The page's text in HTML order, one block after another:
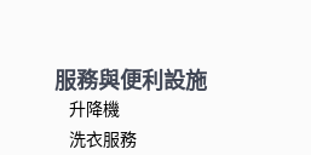
服務與便利設施
升降機
洗衣服務